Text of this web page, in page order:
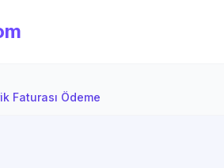
Faturası Ödeme